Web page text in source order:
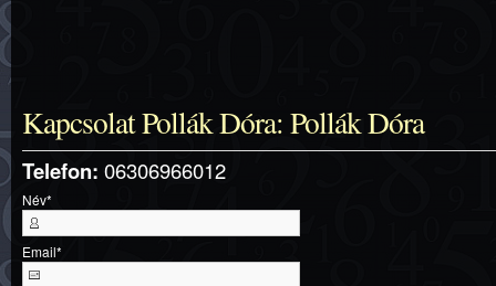
Kapcsolat Pollák Dóra: Pollák Dóra
Telefon: 06306966012
Név*
Email*